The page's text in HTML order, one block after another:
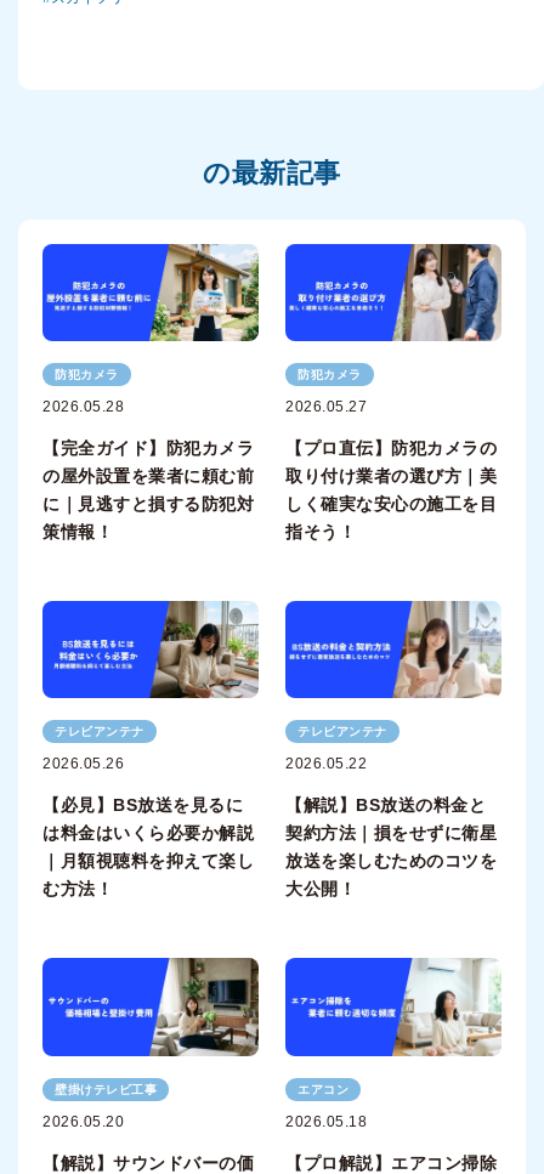
の最新記事
防犯カメラ
2026.05.28
【完全ガイド】防犯カメラ
の屋外設置を業者に頼む前
に｜見逃すと損する防犯対
策情報！
防犯カメラ
2026.05.27
【プロ直伝】防犯カメラの
取り付け業者の選び方｜美
しく確実な安心の施工を目
指そう！
テレビアンテナ
2026.05.26
【必見】BS放送を見るに
は料金はいくら必要か解説
｜月額視聴料を抑えて楽し
む方法！
テレビアンテナ
2026.05.22
【解説】BS放送の料金と
契約方法｜損をせずに衛星
放送を楽しむためのコツを
大公開！
壁掛けテレビ工事
2026.05.20
【解説】サウンドバーの価
エアコン
2026.05.18
【プロ解説】エアコン掃除